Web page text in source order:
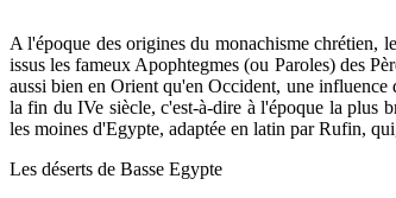
A l'époque des origines du monachisme chrétien,
issus les fameux Apophtegmes (ou Paroles) des
aussi bien en Orient qu'en Occident, une influence
la fin du IVe siècle, c'est-à-dire à l'époque la plus
les moines d'Egypte, adaptée en latin par Rufin,
Les déserts de Basse Egypte